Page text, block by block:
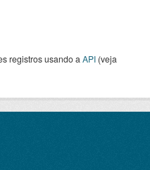
registros usando a API (veja